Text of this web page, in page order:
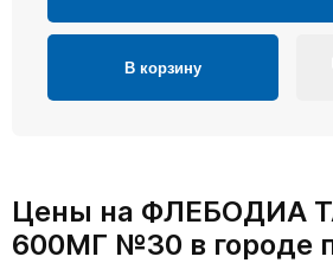
В корзину
Цены на ФЛЕБОДИА
600МГ №30 в городе